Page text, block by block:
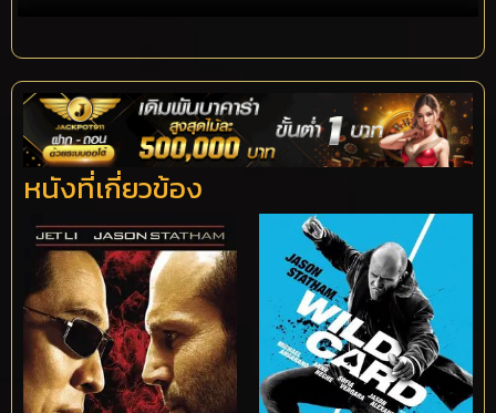
หนังที่เกี่ยวข้อง